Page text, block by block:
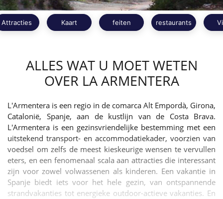
Attracties Kaart feiten restaurants
ALLES WAT U MOET WETEN
OVER LA ARMENTERA
L'Armentera is een regio in de comarca Alt Empordà, Girona,
Catalonië, Spanje, aan de kustlijn van de Costa Brava.
L'Armentera is een gezinsvriendelijke bestemming met een
uitstekend transport- en accommodatiekader, voorzien van
voedsel om zelfs de meest kieskeurige wensen te vervullen
eters, en een fenomenaal scala aan attracties die interessant
zijn voor zowel volwassenen als kinderen. Een vakantie in
Spanje biedt iets voor het hele gezin, van ontspannende
strandvakanties tot energieke outdoor-actieve vakanties. En